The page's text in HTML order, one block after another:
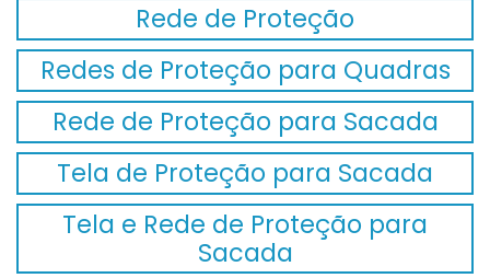
Rede de Proteção
Redes de Proteção para Quadras
Rede de Proteção para Sacada
Tela de Proteção para Sacada
Tela e Rede de Proteção para
Sacada